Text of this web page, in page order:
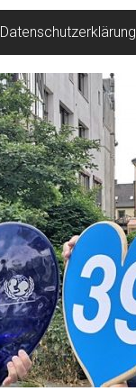
Datenschutzerklärung